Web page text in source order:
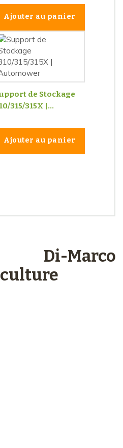
Ajouter au panier
de Stockage
315/315X |...
Ajouter au panier
Di-Marco